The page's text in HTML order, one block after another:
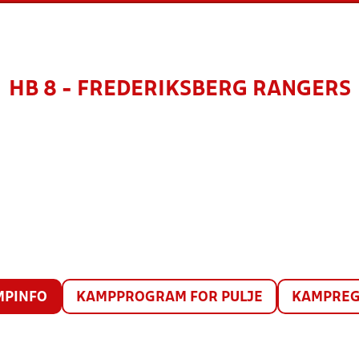
HB 8 - FREDERIKSBERG RANGERS
KAMPPROGRAM FOR PULJE